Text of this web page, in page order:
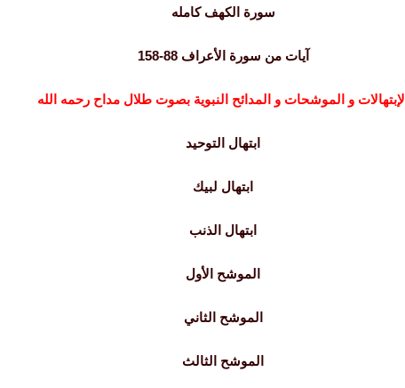
سورة الكهف كامله
آيات من سورة الأعراف 88-158
الإبتهالات و الموشحات و المدائح النبوية بصوت طلال مداح رحمه الله
ابتهال التوحيد
ابتهال لبيك
ابتهال الذنب
الموشح الأول
الموشح الثاني
الموشح الثالث